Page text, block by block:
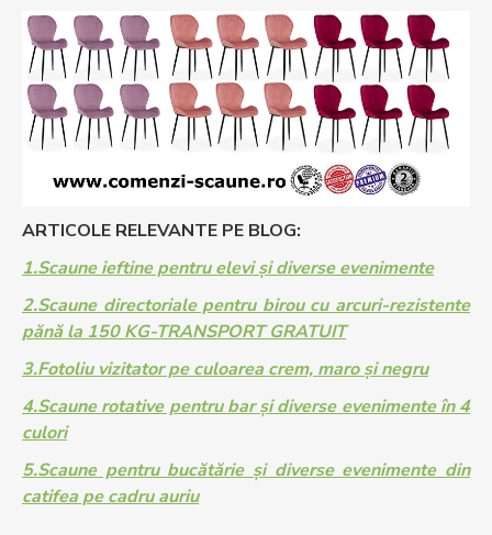
ARTICOLE RELEVANTE PE BLOG:
1.Scaune ieftine pentru elevi și diverse evenimente
2.Scaune directoriale pentru birou cu arcuri-rezistente
pănă la 150 KG-TRANSPORT GRATUIT
3.Fotoliu vizitator pe culoarea crem, maro și negru
4.Scaune rotative pentru bar și diverse evenimente în 4
culori
5.Scaune pentru bucătărie și diverse evenimente din
catifea pe cadru auriu